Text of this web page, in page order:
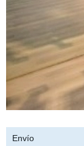
Envío